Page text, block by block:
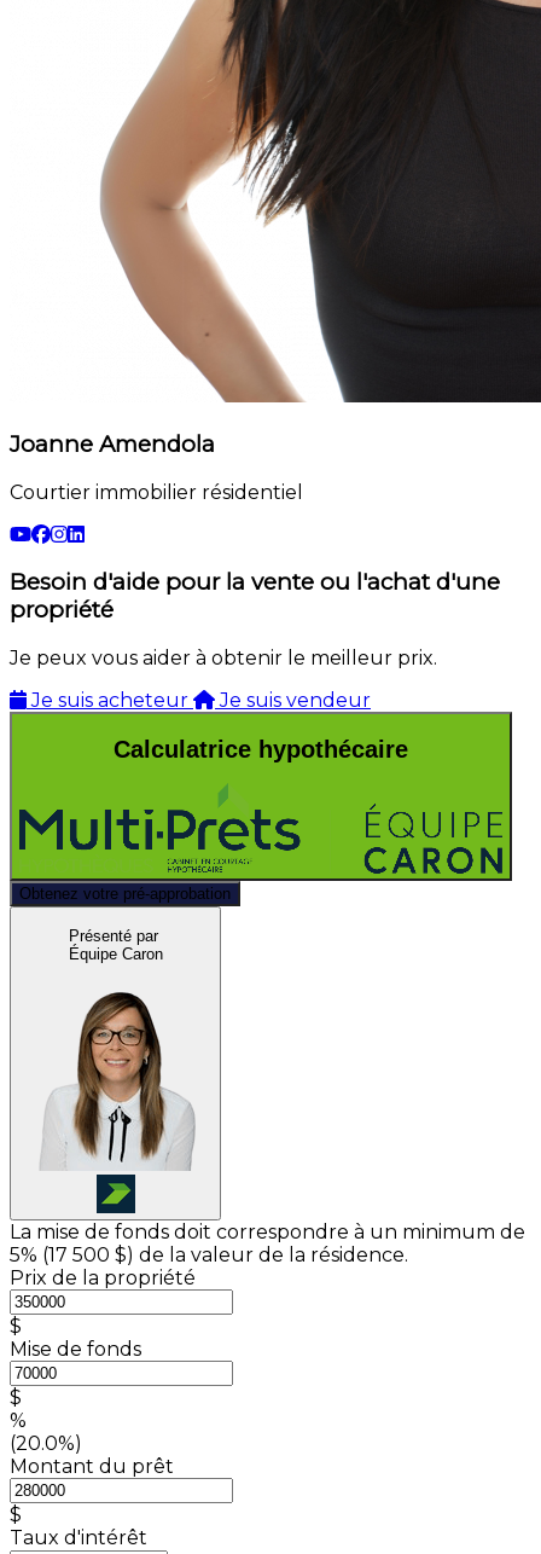
Joanne Amendola
Courtier immobilier résidentiel
Besoin d'aide pour la vente ou l'achat d'une
propriété
Je peux vous aider à obtenir le meilleur prix.
Je suis acheteur
Je suis vendeur
Calculatrice hypothécaire
Obtenez votre pré-approbation
Présenté par
Équipe Caron
La mise de fonds doit correspondre à un minimum de
5% (17 500 $) de la valeur de la résidence.
Prix de la propriété
$
Mise de fonds
$
%
(20.0%)
Montant du prêt
$
Taux d'intérêt